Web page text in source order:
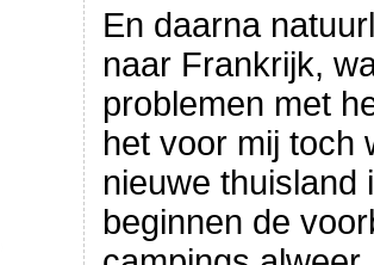
En daarna
naar Frankrijk,
problemen met
het voor mij toch
nieuwe thuisland
beginnen de